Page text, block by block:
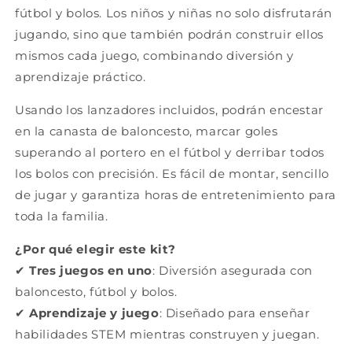
fútbol y bolos. Los niños y niñas no solo disfrutarán
jugando, sino que también podrán construir ellos
mismos cada juego, combinando diversión y
aprendizaje práctico.
Usando los lanzadores incluidos, podrán encestar
en la canasta de baloncesto, marcar goles
superando al portero en el fútbol y derribar todos
los bolos con precisión. Es fácil de montar, sencillo
de jugar y garantiza horas de entretenimiento para
toda la familia.
¿Por qué elegir este kit?
✔Tres juegos en uno: Diversión asegurada con
baloncesto, fútbol y bolos.
✔Aprendizaje y juego: Diseñado para enseñar
habilidades STEM mientras construyen y juegan.